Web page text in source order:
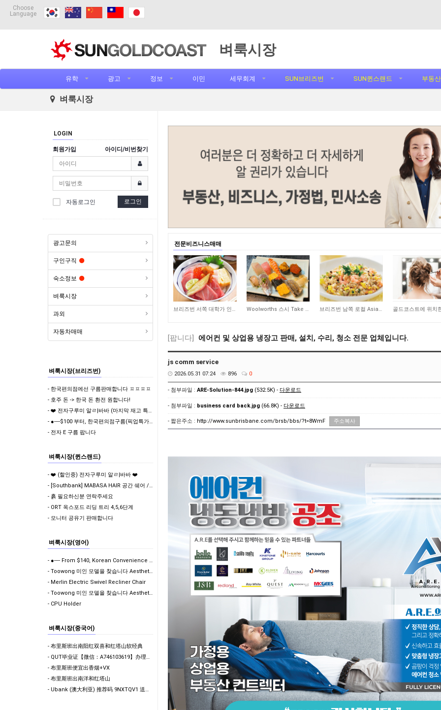
Choose
Language
벼룩시장
유학 광고 정보 이민 세무회계 SUN브리즈번 SUN퀸스랜드 부동
벼룩시장
LOGIN
회원가입 아이디/비번찾기
자동로그인 로그인
광고문의
구인구직
숙소정보
벼룩시장
과외
자동차매매
벼룩시장(브리즈번)
- 한국편의점에선 구름판매합니다 ㅍㅍㅍㅍ
- 호주 돈 -> 한국 돈 환전 원합니다!
- ❤️ 전자구루미 알ㄹ|바바 (마지막 재고 특가) ❤️
- ●----$100 부터, 한국편의점구름(픽업특가) & 전자 구름 ----●
- 전자 E 구름 팝니다
벼룩시장(퀸스랜드)
- ❤️ (할인중) 전자구루미 알ㄹ|바바 ❤️
- [Southbank] MABASA HAIR 공간 쉐어 / 서브리스(Sub-lease) 파트너를 모십니다!
- 흙 필요하신분 연락주세요
- ORT 옥스포드 리딩 트리 4,5,6단계
- 모니터 공유기 판매합니다
벼룩시장(영어)
- ●---- From $140, Korean Convenience Store Clouds (Pickup Special) & Electronic C…
- Toowong 미인 모델을 찾습니다 Aesthetic Beauty Clinic- looking for beauty model
- Merlin Electric Swivel Recliner Chair
- Toowong 미인 모델을 찾습니다 Aesthetic Beauty Clinic- looking for beauty model (price 가격 …
- CPU Holder
벼룩시장(중국어)
- 布里斯班出南阳红双喜和红塔山软经典
- QUT毕业证【微信：A746103619】办理昆士兰科技大学毕业证 成绩单 留信认证Queensland University of Technology di…
- 布里斯班便宜出香烟+VX
- 布里斯班出南洋和红塔山
- Ubank (澳大利亚) 推荐码 9NXTQV1 送你 $30 - 2026年6月13日最新利率更新
전문비즈니스매매
265 브리즈번 서쪽 대학가 인근 일식당 매매 합니다 294 Woolworths 스시 Take Away 숍 매매합니다 274 브리즈번 남쪽 로컬 Asian 식당 매매합니다 191
[팝니다] 에어컨 및 상업용 냉장고 판매, 설치, 수리, 청소 전문 업체입니다.
js comm service
2026.05.31 07:24 896 0
- 첨부파일 : ARE-Solution-844.jpg (532.5K) - 다운로드
- 첨부파일 : business card back.jpg (66.8K) - 다운로드
- 짧은주소 : http://www.sunbrisbane.com/brsb/bbs/?t=8WmF 주소복사